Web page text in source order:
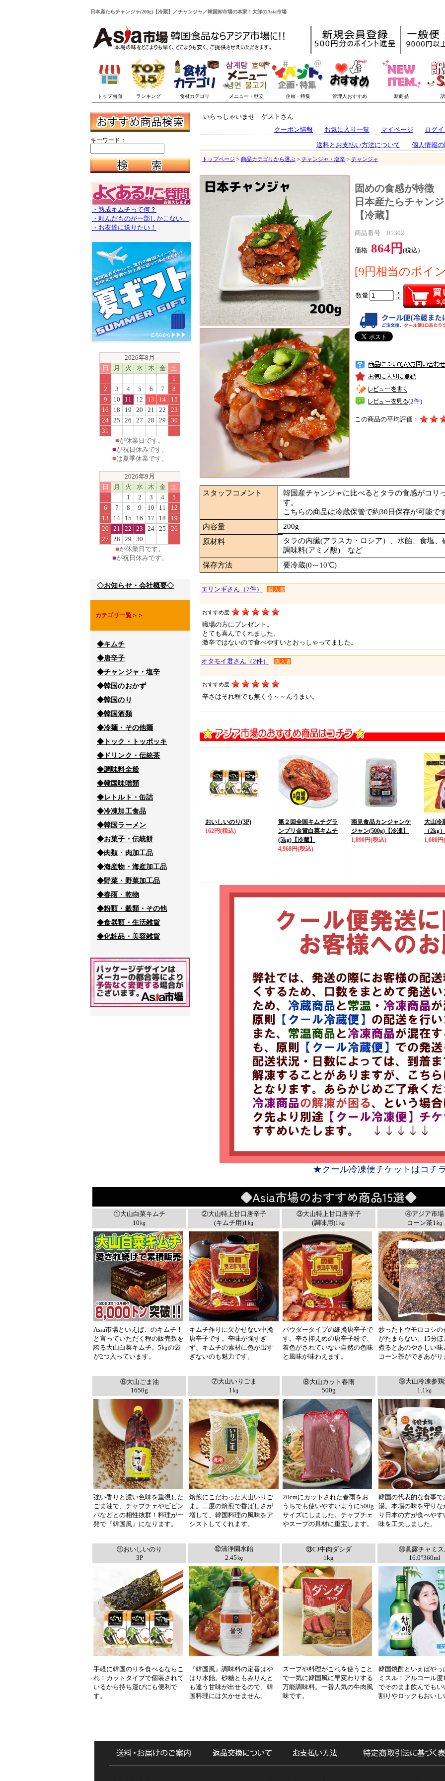
日本産たらチャンジャ(200g)【冷蔵】／チャンジャ／韓国卸市場の本家！大卸のAsia市場
キーワード：
・熟成キムチって何？
・頼んだものが一部しかこない。
・お友達に送りたい！
2026年8月
日
月 火 水 木 金
土
1
2
3 4 5 6 7
8
9
10 11 12 13 14
15
16
18 19 20 21 22
23
24 25 26 27 28 29
30
31
■が休業日です。
■が祝日休みです。
■は夏季休業です。
2026年9月
日
月 火 水 木 金
土
1
2 3 4
5
6
7 8 9 10 11
12
13
14 15 16 17 18
19
20
21 22 23 24 25
26
27
28 29
30
■が休業日です。
■が祝日休みです。
◇お知らせ・会社概要◇
カテゴリ一覧＞＞
◆キムチ
◆唐辛子
◆チャンジャ・塩辛
◆韓国のおかず
◆韓国のり
◆韓国酒類
◆冷麺・その他麺
◆トック・トッポッキ
◆ドリンク・伝統茶
◆調味料全般
◆韓国味噌類
◆レトルト・缶詰
◆冷凍加工食品
◆韓国ラーメン
◆お菓子・伝統餅
◆肉類・肉加工品
◆海産物・海産加工品
◆野菜・野菜加工品
◆春雨・乾物
◆粉類・穀類・その他
◆食器類・生活雑貨
◆化粧品・美容雑貨
いらっしゃいませ ゲストさん
クーポン情報
お気に入り一覧 マイページ ログ
送料とお支払い方法について 個人情報
トップページ > 商品カテゴリから選ぶ > チャンジャ・塩辛 > チャンジャ
固めの食感が特徴
日本産たらチャン
【冷蔵】
商品番号 01302
価格 864円 (税込)
[9円相当のポイ
数量
(2件)
この商品の平均評価：
スタッフコメント
韓国産チャンジャに比べるとタラの食感がコリ
す。
こちらの商品は冷蔵保管で約30日保存が可能で
内容量
200g
原材料
タラの内臓(アラスカ・ロシア）、水飴、食塩
調味料(アミノ酸) など
保存方法
要冷蔵(0～10℃)
エリンギさん（7件） 購入者
おすすめ度
職場の方にプレゼント。
とても喜んでくれました。
激辛ではないので食べやすいとおっしゃってました。
オタモイ君さん（2件） 購入者
おすすめ度
辛さはそれ程でも無くう～～んうまい。
おいしいのり(3P)
162円(税込)
第２回全国キムチグラ
ンプリ金賞白菜キムチ
(5kg) 【冷蔵】
4,968円(税込)
南見食品カンジャンケ
ジャン(500g) 【冷凍】
1,890円(税込)
大山冷
（2kg）
1,080円
★クール冷凍便チケットはコチ